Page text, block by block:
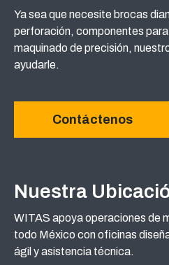
Ya sea que necesite brocas
perforación, componentes
maquinado de precisión,
ayudarle.
Contáctenos
Nuestra
WITAS apoya operaciones de
todo México con oficinas
ágil y asistencia técnica.